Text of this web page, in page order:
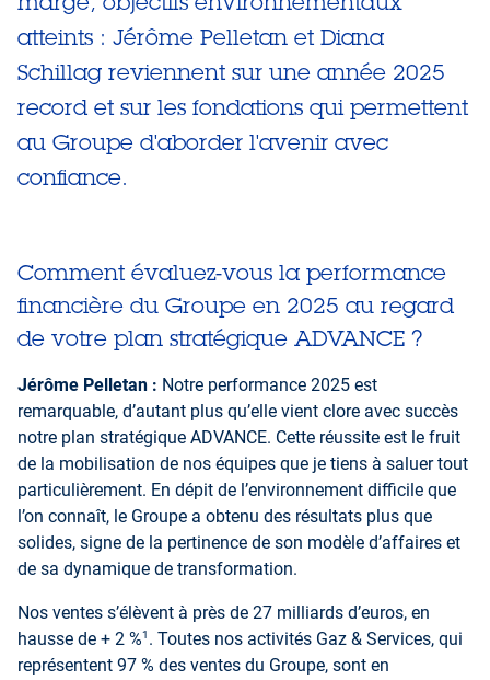
atteints : Jérôme Pelletan et Diana
Schillag reviennent sur une année 2025
record et sur les fondations qui permettent
au Groupe d'aborder l'avenir avec
confiance.
Comment évaluez-vous la performance
financière du Groupe en 2025 au regard
de votre plan stratégique ADVANCE ?
Jérôme Pelletan : Notre performance 2025 est
remarquable, d’autant plus qu’elle vient clore avec succès
notre plan stratégique ADVANCE. Cette réussite est le fruit
de la mobilisation de nos équipes que je tiens à saluer tout
particulièrement. En dépit de l’environnement difficile que
l’on connaît, le Groupe a obtenu des résultats plus que
solides, signe de la pertinence de son modèle d’affaires et
de sa dynamique de transformation.
Nos ventes s’élèvent à près de 27 milliards d’euros, en
hausse de + 2 %1 . Toutes nos activités Gaz & Services, qui
représentent 97 % des ventes du Groupe, sont en